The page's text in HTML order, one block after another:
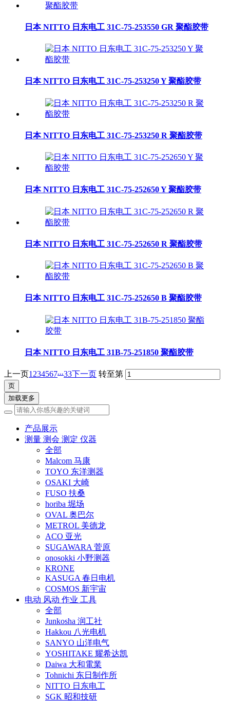
日本 NITTO 日东电工 31C-75-253550 GR 聚酯胶带
日本 NITTO 日东电工 31C-75-253250 Y 聚酯胶带
日本 NITTO 日东电工 31C-75-253250 R 聚酯胶带
日本 NITTO 日东电工 31C-75-252650 Y 聚酯胶带
日本 NITTO 日东电工 31C-75-252650 R 聚酯胶带
日本 NITTO 日东电工 31C-75-252650 B 聚酯胶带
日本 NITTO 日东电工 31B-75-251850 聚酯胶带
上一页1 234567...33下一页 转至第
加载更多
产品展示
测量 测会 测定 仪器
全部
Malcom 马康
TOYO 东洋测器
OSAKI 大崎
FUSO 扶桑
horiba 堀场
OVAL 奥巴尔
METROL 美德龙
ACO 亚光
SUGAWARA 菅原
onosokki 小野测器
KRONE
KASUGA 春日电机
COSMOS 新宇宙
电动 风动 作业 工具
全部
Junkosha 润工社
Hakkou 八光电机
SANYO 山洋电气
YOSHITAKE 耀希达凯
Daiwa 大和電業
Tohnichi 东日制作所
NITTO 日东电工
SGK 昭和技研